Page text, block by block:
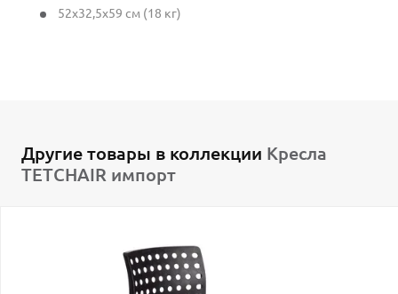
52x32,5x59 см (18 кг)
Другие товары в коллекции Кресла
TETCHAIR импорт